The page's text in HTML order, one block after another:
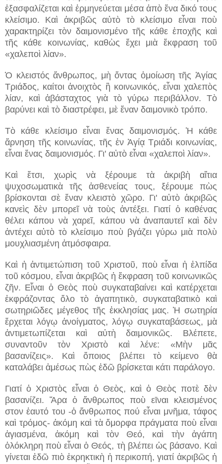
ἐξασφαλίζεται καὶ ἑρμηνεύεται μέσα ἀπὸ ἕνα δικό τους
κλείσιμο. Καὶ ἀκριβῶς αὐτὸ τὸ κλείσιμο εἶναι ποὺ
χαρακτηρίζει τὸν δαιμονισμένο τῆς κάθε ἐποχῆς καὶ
τῆς κάθε κοινωνίας, καθὼς ἔχει μιὰ ἔκφραση τοῦ
«χαλεποὶ λίαν».
Ὁ κλειστός ἄνθρωπος, μὴ ὄντας ὁμοίωση τῆς Ἁγίας
Τριάδος, καίτοι ἀνοιχτὸς ἢ κοινωνικός, εἶναι χαλεπὸς
λίαν, καὶ ἀβάσταχτος γιὰ τὸ γύρω περιβάλλον. Τὸ
βαρύνει καὶ τὸ διαστρέφει, μὲ ἕναν δαιμονικὸ τρόπο.
Τὸ κάθε κλείσιμο εἶναι ἕνας δαιμονισμός. Ἡ κάθε
ἄρνηση τῆς κοινωνίας, τῆς ἐν Ἁγίᾳ Τριάδι κοινωνίας,
εἶναι ἕνας δαιμονισμός. Γι' αὐτὸ εἶναι «χαλεποὶ λίαν».
Καὶ ἔτσι, χωρὶς νὰ ξέρουμε τὰ ἀκριβὴ αἴτια
ψυχοσωματικὰ τῆς ἀσθενείας τους, ξέρουμε πὼς
βρίσκονται σὲ ἕναν κλειστὸ χῶρο. Γι' αὐτὸ ἀκριβῶς
κανεὶς δὲν μπορεῖ νὰ τοὺς ἀντέξει. Γιατί ὁ καθένας
θέλει κάπου νὰ χαρεῖ, κάπου νὰ ἀναπαυτεῖ καὶ δὲν
ἀντέχει αὐτὸ τὸ κλείσιμο ποὺ βγάζει γύρω μιὰ πολὺ
μουχλιασμένη ἀτμόσφαιρα.
Καὶ ἡ ἀντιμετώπιση τοῦ Χριστοῦ, ποὺ εἶναι ἡ ἐλπίδα
τοῦ κόσμου, εἶναι ἀκριβῶς ἡ ἔκφραση τοῦ κοινωνικῶς
ζῆν. Εἶναι ὁ Θεὸς ποὺ συγκαταβαίνει καὶ κατέρχεται
ἐκφράζοντας ὅλο τὸ ἀγαπητικὸ, συγκαταβατικὸ καὶ
σωτηριῶδες μέγεθος τῆς ἐκκλησίας μας. Ἡ σωτηρία
ἔρχεται λόγῳ ἀνοίγματος, λόγῳ συγκαταβάσεως, μὰ
ἀντιμετωπίζεται καὶ αὐτὴ δαιμονικῶς. Βλέπετε,
συναντοῦν τὸν Χριστὸ καὶ λένε: «Μὴν μᾶς
βασανίζεις». Καὶ ὅποιος βλέπει τὸ κείμενο θὰ
καταλάβει ἀμέσως πὼς ἐδῶ βρίσκεται κάτι παράλογο.
Γιατί ὁ Χριστὸς εἶναι ὁ Θεὸς, καὶ ὁ Θεὸς ποτὲ δὲν
βασανίζει. Ἄρα ὁ ἄνθρωπος ποὺ εῑναι κλεισμένος
στον ἑαυτό του -ὁ ἄνθρωπος πού εἶναι μνῆμα, τάφος
καὶ τρόμος- ἀκόμη καὶ τὰ ὄμορφα πράγματα ποὺ εἶναι
ἁγιασμένα, ἀκόμη καὶ τὸν Θεό, καὶ τὴν ἀγάπη
ὁλόκληρη ποὺ εἶναι ὁ Θεός, τὴ βλέπει ὡς βάσανο. Καὶ
γίνεται ἐδῶ πιὸ ἐκρηκτικὴ ἡ περικοπή, γιατί ἀκριβῶς ἡ